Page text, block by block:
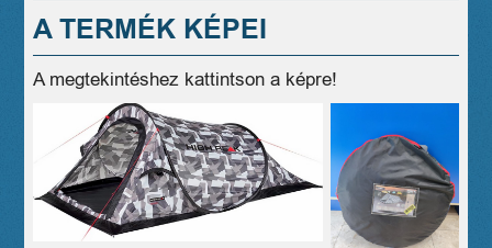
A TERMÉK KÉPEI
A megtekintéshez kattintson a képre!